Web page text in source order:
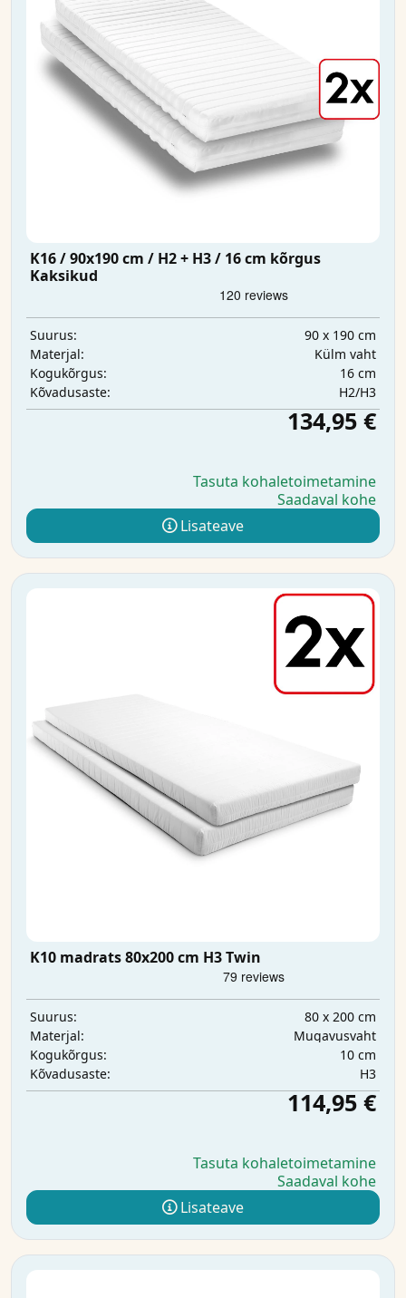
K16 / 90x190 cm / H2 + H3 / 16 cm kõrgus
Kaksikud
Suurus:
90 x 190 cm
Materjal:
Külm vaht
Kogukõrgus:
16 cm
Kõvadusaste:
H2/H3
134,95 €
Tasuta kohaletoimetamine
Saadaval kohe
Lisateave
K10 madrats 80x200 cm H3 Twin
Suurus:
80 x 200 cm
Materjal:
Mugavusvaht
Kogukõrgus:
10 cm
Kõvadusaste:
H3
114,95 €
Tasuta kohaletoimetamine
Saadaval kohe
Lisateave